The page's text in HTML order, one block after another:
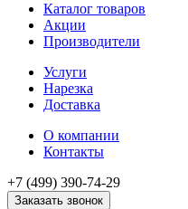
Каталог товаров
Акции
Производители
Услуги
Нарезка
Доставка
О компании
Контакты
+7 (499) 390-74-29
Заказать звонок